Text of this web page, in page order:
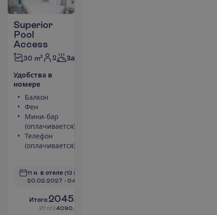
Superior
Pool
Access
30 m² 2 Завтраки
Удобства в
номере
Балкон
Фен
Мини-бар
(оплачивается)
Телефон
(оплачивается)
11 н. в отеле (13 н. всего)
20.02.2027 - 04.03.2027
И того:2045.00
Итого4090.00